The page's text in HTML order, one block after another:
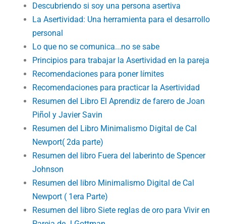
Descubriendo si soy una persona asertiva
La Asertividad: Una herramienta para el desarrollo
personal
Lo que no se comunica...no se sabe
Principios para trabajar la Asertividad en la pareja
Recomendaciones para poner límites
Recomendaciones para practicar la Asertividad
Resumen del Libro El Aprendiz de farero de Joan
Piñol y Javier Savin
Resumen del Libro Minimalismo Digital de Cal
Newport( 2da parte)
Resumen del libro Fuera del laberinto de Spencer
Johnson
Resumen del libro Minimalismo Digital de Cal
Newport ( 1era Parte)
Resumen del libro Siete reglas de oro para Vivir en